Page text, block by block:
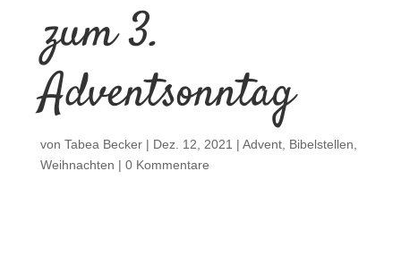
zum 3.
Adventsonntag
von Tabea Becker| Dez. 12, 2021 | Advent, Bibelstellen,
Weihnachten | 0 Kommentare